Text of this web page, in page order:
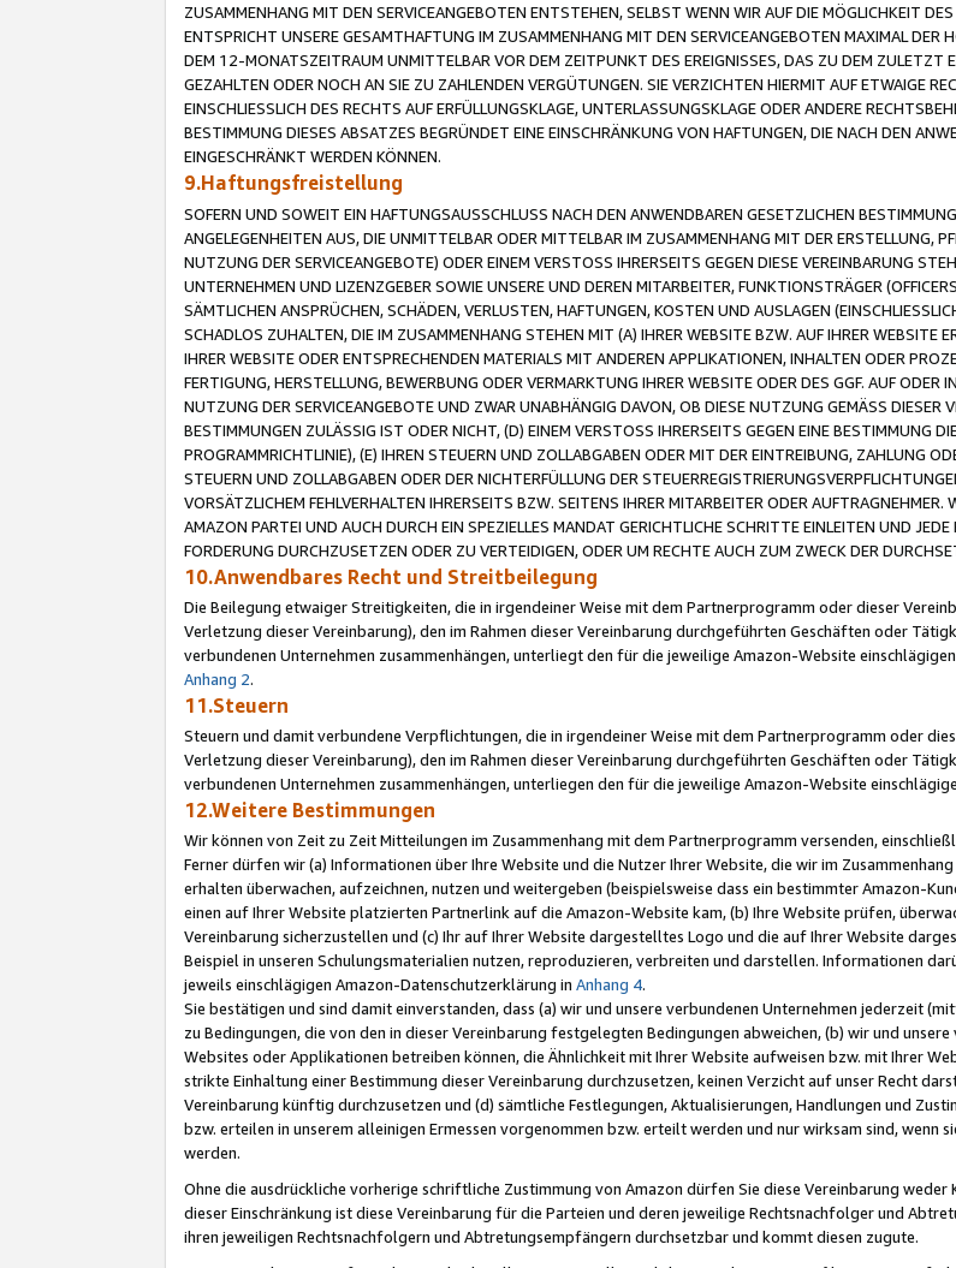
ZUSAMMENHANG MIT DEN SERVICEANGEBOTEN ENTSTEHEN, SELBST WENN WIR AUF DIE MÖGLICHKEIT
ENTSPRICHT UNSERE GESAMTHAFTUNG IM ZUSAMMENHANG MIT DEN SERVICEANGEBOTEN MAXIMAL DER
DEM 12-MONATSZEITRAUM UNMITTELBAR VOR DEM ZEITPUNKT DES EREIGNISSES, DAS ZU DEM ZULETZT
GEZAHLTEN ODER NOCH AN SIE ZU ZAHLENDEN VERGÜTUNGEN. SIE VERZICHTEN HIERMIT AUF ETWAIGE
EINSCHLIESSLICH DES RECHTS AUF ERFÜLLUNGSKLAGE, UNTERLASSUNGSKLAGE ODER ANDERE
BESTIMMUNG DIESES ABSATZES BEGRÜNDET EINE EINSCHRÄNKUNG VON HAFTUNGEN, DIE NACH DEN
EINGESCHRÄNKT WERDEN KÖNNEN.
9.Haftungsfreistellung
SOFERN UND SOWEIT EIN HAFTUNGSAUSSCHLUSS NACH DEN ANWENDBAREN GESETZLICHEN
ANGELEGENHEITEN AUS, DIE UNMITTELBAR ODER MITTELBAR IM ZUSAMMENHANG MIT DER ERSTELLUNG,
NUTZUNG DER SERVICEANGEBOTE) ODER EINEM VERSTOSS IHRERSEITS GEGEN DIESE VEREINBARUNG
UNTERNEHMEN UND LIZENZGEBER SOWIE UNSERE UND DEREN MITARBEITER, FUNKTIONSTRÄGER
SÄMTLICHEN ANSPRÜCHEN, SCHÄDEN, VERLUSTEN, HAFTUNGEN, KOSTEN UND AUSLAGEN
SCHADLOS ZUHALTEN, DIE IM ZUSAMMENHANG STEHEN MIT (A) IHRER WEBSITE BZW. AUF IHRER WEBSITE
IHRER WEBSITE ODER ENTSPRECHENDEN MATERIALS MIT ANDEREN APPLIKATIONEN, INHALTEN ODER
FERTIGUNG, HERSTELLUNG, BEWERBUNG ODER VERMARKTUNG IHRER WEBSITE ODER DES GGF. AUF ODER
NUTZUNG DER SERVICEANGEBOTE UND ZWAR UNABHÄNGIG DAVON, OB DIESE NUTZUNG GEMÄSS DIESER
BESTIMMUNGEN ZULÄSSIG IST ODER NICHT, (D) EINEM VERSTOSS IHRERSEITS GEGEN EINE BESTIMMUNG
PROGRAMMRICHTLINIE), (E) IHREN STEUERN UND ZOLLABGABEN ODER MIT DER EINTREIBUNG, ZAHLUNG
STEUERN UND ZOLLABGABEN ODER DER NICHTERFÜLLUNG DER
VORSÄTZLICHEM FEHLVERHALTEN IHRERSEITS BZW. SEITENS IHRER MITARBEITER ODER
AMAZON PARTEI UND AUCH DURCH EIN SPEZIELLES MANDAT GERICHTLICHE SCHRITTE EINLEITEN UND
FORDERUNG DURCHZUSETZEN ODER ZU VERTEIDIGEN, ODER UM RECHTE AUCH ZUM ZWECK DER
10.Anwendbares Recht und Streitbeilegung
Die Beilegung etwaiger Streitigkeiten, die in irgendeiner Weise mit dem Partnerprogramm oder dieser
Verletzung dieser Vereinbarung), den im Rahmen dieser Vereinbarung durchgeführten Geschäften oder
verbundenen Unternehmen zusammenhängen, unterliegt den für die jeweilige Amazon-Website
Anhang 2.
11.Steuern
Steuern und damit verbundene Verpflichtungen, die in irgendeiner Weise mit dem Partnerprogramm oder
Verletzung dieser Vereinbarung), den im Rahmen dieser Vereinbarung durchgeführten Geschäften oder
verbundenen Unternehmen zusammenhängen, unterliegen den für die jeweilige Amazon-Website
12.Weitere Bestimmungen
Wir können von Zeit zu Zeit Mitteilungen im Zusammenhang mit dem Partnerprogramm versenden,
Ferner dürfen wir (a) Informationen über Ihre Website und die Nutzer Ihrer Website, die wir im
erhalten überwachen, aufzeichnen, nutzen und weitergeben (beispielsweise dass ein bestimmter Amazon-
einen auf Ihrer Website platzierten Partnerlink auf die Amazon-Website kam, (b) Ihre Website prüfen,
Vereinbarung sicherzustellen und (c) Ihr auf Ihrer Website dargestelltes Logo und die auf Ihrer Website
Beispiel in unseren Schulungsmaterialien nutzen, reproduzieren, verbreiten und darstellen. Informationen
jeweils einschlägigen Amazon-Datenschutzerklärung in Anhang 4.
Sie bestätigen und sind damit einverstanden, dass (a) wir und unsere verbundenen Unternehmen jederzeit
zu Bedingungen, die von den in dieser Vereinbarung festgelegten Bedingungen abweichen, (b) wir und
Websites oder Applikationen betreiben können, die Ähnlichkeit mit Ihrer Website aufweisen bzw. mit Ihrer
strikte Einhaltung einer Bestimmung dieser Vereinbarung durchzusetzen, keinen Verzicht auf unser Recht
Vereinbarung künftig durchzusetzen und (d) sämtliche Festlegungen, Aktualisierungen, Handlungen und
bzw. erteilen in unserem alleinigen Ermessen vorgenommen bzw. erteilt werden und nur wirksam sind,
werden.
Ohne die ausdrückliche vorherige schriftliche Zustimmung von Amazon dürfen Sie diese Vereinbarung
dieser Einschränkung ist diese Vereinbarung für die Parteien und deren jeweilige Rechtsnachfolger und
ihren jeweiligen Rechtsnachfolgern und Abtretungsempfängern durchsetzbar und kommt diesen zugute.